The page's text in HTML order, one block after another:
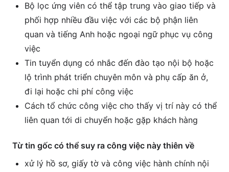
Bộ lọc ứng viên có thể tập trung vào giao tiếp và
phối hợp nhiều đầu việc với các bộ phận liên
quan và tiếng Anh hoặc ngoại ngữ phục vụ công
việc
Tin tuyển dụng có nhắc đến đào tạo nội bộ hoặc
lộ trình phát triển chuyên môn và phụ cấp ăn ở,
đi lại hoặc chi phí công việc
Cách tổ chức công việc cho thấy vị trí này có thể
liên quan tới di chuyển hoặc gặp khách hàng
Từ tin gốc có thể suy ra công việc này thiên về
xử lý hồ sơ, giấy tờ và công việc hành chính nội